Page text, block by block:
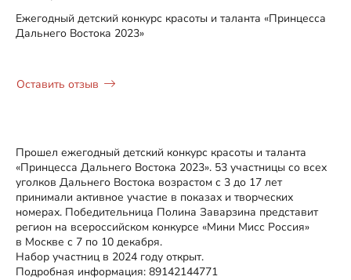
Ежегодный детский конкурс красоты и таланта «Принцесса
Дальнего Востока 2023»
Оставить отзыв
Прошел ежегодный детский конкурс красоты и таланта
«Принцесса Дальнего Востока 2023». 53 участницы со всех
уголков Дальнего Востока возрастом с 3 до 17 лет
принимали активное участие в показах и творческих
номерах. Победительница Полина Заварзина представит
регион на всероссийском конкурсе «Мини Мисс Россия»
в Москве с 7 по 10 декабря.
Набор участниц в 2024 году открыт.
Подробная информация: 89142144771